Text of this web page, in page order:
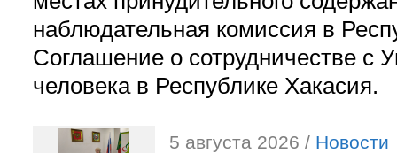
наблюдательная комиссия в
Соглашение о сотрудничестве с
человека в Республике Хакасия.
5 августа 2026 / Новости